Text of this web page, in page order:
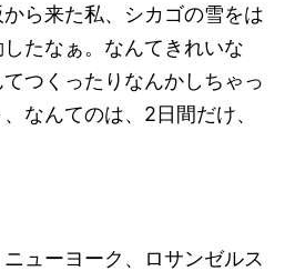
ら来た私、シカゴの雪をは
たなぁ。なんてきれいな
つくったりなんかしちゃっ
なんてのは、2日間だけ、
ューヨーク、ロサンゼルス